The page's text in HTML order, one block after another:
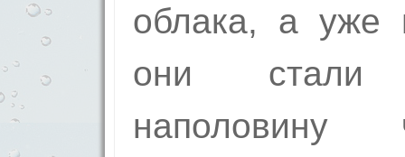
облака, а уже
они стали
наполовину